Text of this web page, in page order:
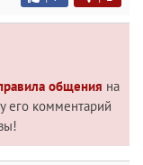
общения на
его комментарий